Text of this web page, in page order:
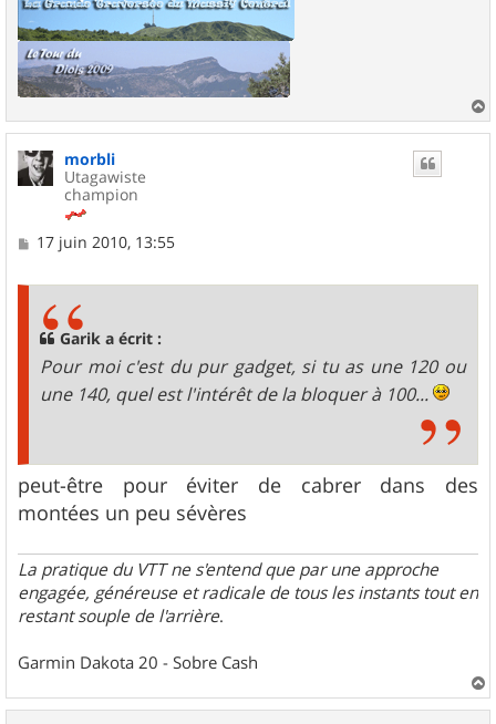
a
morbli
Utagawiste
champion
M17 juin 2010, 13:55
Garik a écrit :
Pour moi c'est du pur gadget, si tu as une 120 ou
une 140, quel est l'intérêt de la bloquer à 100...
peut-être pour éviter de cabrer dans des
montées un peu sévères
La pratique du VTT ne s'entend que par une approche
engagée, généreuse et radicale de tous les instants tout en
restant souple de l'arrière.
Garmin Dakota 20 - Sobre Cash
a